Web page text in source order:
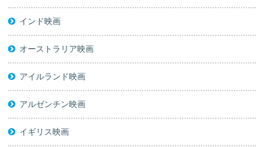
インド映画
オーストラリア映画
アイルランド映画
アルゼンチン映画
イギリス映画